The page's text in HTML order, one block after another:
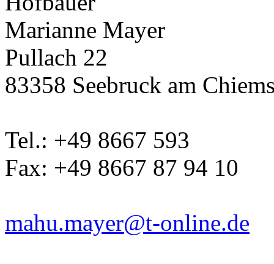
Marianne Mayer
Pullach 22
83358 Seebruck am
Tel.: +49 8667 593
Fax: +49 8667 87 94 10
mahu.mayer@t-online.de